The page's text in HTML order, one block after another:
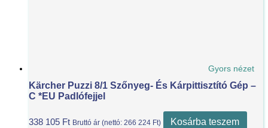
Gyors nézet
Kärcher Puzzi 8/1 Szőnyeg- És Kárpittisztító Gép –
C *EU Padlófejjel
338 105 Ft Bruttó ár (nettó: 266 224 Ft) Kosárba teszem